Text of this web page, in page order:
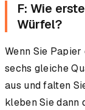
F: Wie
Würfel?
Wenn Sie
sechs gleiche
aus und falten
kleben Sie dann